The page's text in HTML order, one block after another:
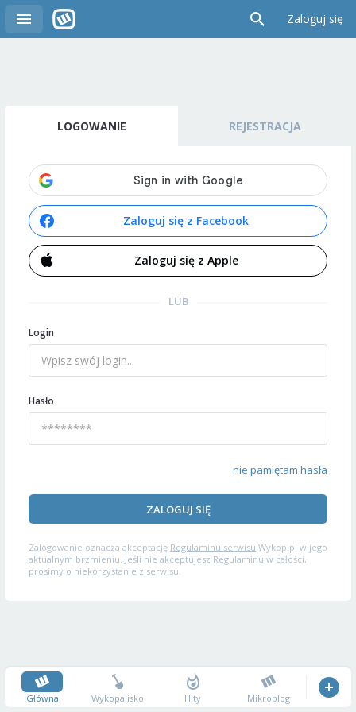
Zaloguj się
LOGOWANIE REJESTRACJA
Zaloguj się z Facebook
Zaloguj się z Apple
LUB
Login
Hasło
nie pamiętam hasła
ZALOGUJ SIĘ
Zalogowanie oznacza akceptację Regulaminu serwisu Wykop.pl w jego
aktualnym brzmieniu. Jeśli nie akceptujesz Regulaminu w całości,
prosimy o niekorzystanie z serwisu.
Główna Wykopalisko Hity Mikroblog